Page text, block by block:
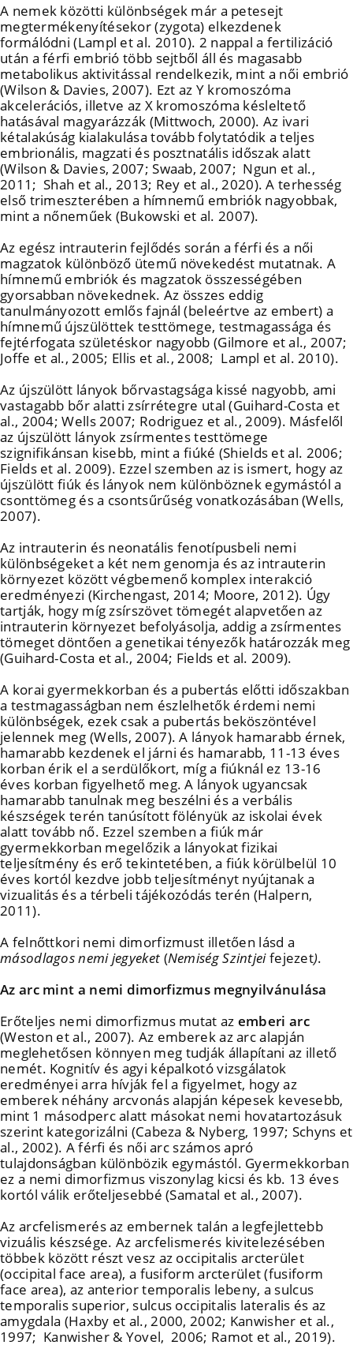
A nemek közötti különbségek már a petesejt
megtermékenyítésekor (zygota) elkezdenek
formálódni (Lampl et al. 2010). 2 nappal a fertilizáció
után a férfi embrió több sejtből áll és magasabb
metabolikus aktivitással rendelkezik, mint a női embrió
(Wilson & Davies, 2007). Ezt az Y kromoszóma
akcelerációs, illetve az X kromoszóma késleltető
hatásával magyarázzák (Mittwoch, 2000). Az ivari
kétalakúság kialakulása tovább folytatódik a teljes
embrionális, magzati és posztnatális időszak alatt
(Wilson & Davies, 2007; Swaab, 2007; Ngun et al.,
2011; Shah et al., 2013; Rey et al., 2020). A terhesség
első trimeszterében a hímnemű embriók nagyobbak,
mint a nőneműek (Bukowski et al. 2007).
Az egész intrauterin fejlődés során a férfi és a női
magzatok különböző ütemű növekedést mutatnak. A
hímnemű embriók és magzatok összességében
gyorsabban növekednek. Az összes eddig
tanulmányozott emlős fajnál (beleértve az embert) a
hímnemű újszülöttek testtömege, testmagassága és
fejtérfogata születéskor nagyobb (Gilmore et al., 2007;
Joffe et al., 2005; Ellis et al., 2008; Lampl et al. 2010).
Az újszülött lányok bőrvastagsága kissé nagyobb, ami
vastagabb bőr alatti zsírrétegre utal (Guihard-Costa et
al., 2004; Wells 2007; Rodriguez et al., 2009). Másfelől
az újszülött lányok zsírmentes testtömege
szignifikánsan kisebb, mint a fiúké (Shields et al. 2006;
Fields et al. 2009). Ezzel szemben az is ismert, hogy az
újszülött fiúk és lányok nem különböznek egymástól a
csonttömeg és a csontsűrűség vonatkozásában (Wells,
2007).
Az intrauterin és neonatális fenotípusbeli nemi
különbségeket a két nem genomja és az intrauterin
környezet között végbemenő komplex interakció
eredményezi (Kirchengast, 2014; Moore, 2012). Úgy
tartják, hogy míg zsírszövet tömegét alapvetően az
intrauterin környezet befolyásolja, addig a zsírmentes
tömeget döntően a genetikai tényezők határozzák meg
(Guihard-Costa et al., 2004; Fields et al. 2009).
A korai gyermekkorban és a pubertás előtti időszakban
a testmagasságban nem észlelhetők érdemi nemi
különbségek, ezek csak a pubertás beköszöntével
jelennek meg (Wells, 2007). A lányok hamarabb érnek,
hamarabb kezdenek el járni és hamarabb, 11-13 éves
korban érik el a serdülőkort, míg a fiúknál ez 13-16
éves korban figyelhető meg. A lányok ugyancsak
hamarabb tanulnak meg beszélni és a verbális
készségek terén tanúsított fölényük az iskolai évek
alatt tovább nő. Ezzel szemben a fiúk már
gyermekkorban megelőzik a lányokat fizikai
teljesítmény és erő tekintetében, a fiúk körülbelül 10
éves kortól kezdve jobb teljesítményt nyújtanak a
vizualitás és a térbeli tájékozódás terén (Halpern,
2011).
A felnőttkori nemi dimorfizmust illetően lásd a
másodlagos nemi jegyeket (Nemiség Szintjeifejezet).
Az arc mint a nemi dimorfizmus megnyilvánulása
Erőteljes nemi dimorfizmus mutat az emberi arc
(Weston et al., 2007). Az emberek az arc alapján
meglehetősen könnyen meg tudják állapítani az illető
nemét. Kognitív és agyi képalkotó vizsgálatok
eredményei arra hívják fel a figyelmet, hogy az
emberek néhány arcvonás alapján képesek kevesebb,
mint 1 másodperc alatt másokat nemi hovatartozásuk
szerint kategorizálni (Cabeza & Nyberg, 1997; Schyns et
al., 2002). A férfi és női arc számos apró
tulajdonságban különbözik egymástól. Gyermekkorban
ez a nemi dimorfizmus viszonylag kicsi és kb. 13 éves
kortól válik erőteljesebbé (Samatal et al., 2007).
Az arcfelismerés az embernek talán a legfejlettebb
vizuális készsége. Az arcfelismerés kivitelezésében
többek között részt vesz az occipitalis arcterület
(occipital face area), a fusiform arcterület (fusiform
face area), az anterior temporalis lebeny, a sulcus
temporalis superior, sulcus occipitalis lateralis és az
amygdala (Haxby et al., 2000, 2002; Kanwisher et al.,
1997; Kanwisher & Yovel, 2006; Ramot et al., 2019).